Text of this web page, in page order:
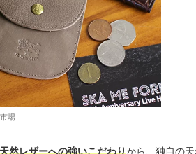
場
然レザーへの強いこだわりから、独自の